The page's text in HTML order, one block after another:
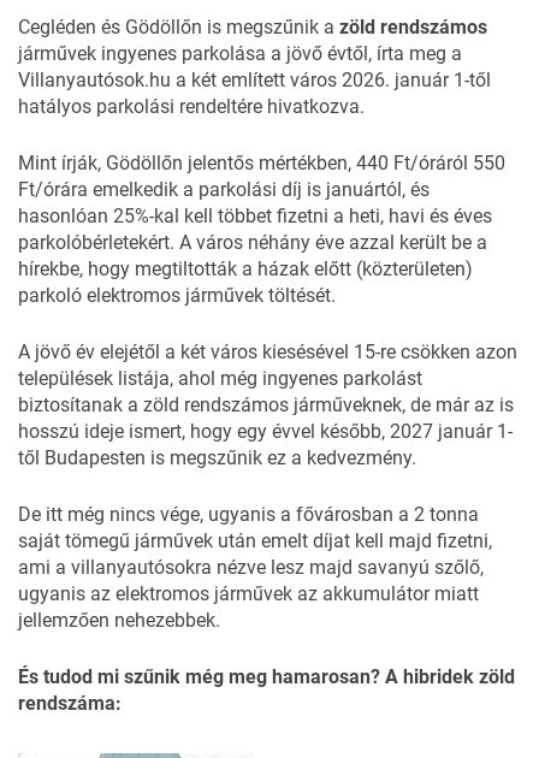
Cegléden és Gödöllőn is megszűnik a zöld rendszámos
járművek ingyenes parkolása a jövő évtől, írta meg a
Villanyautósok.hu a két említett város 2026. január 1-től
hatályos parkolási rendeltére hivatkozva.
Mint írják, Gödöllőn jelentős mértékben, 440 Ft/óráról 550
Ft/órára emelkedik a parkolási díj is januártól, és
hasonlóan 25%-kal kell többet fizetni a heti, havi és éves
parkolóbérletekért. A város néhány éve azzal került be a
hírekbe, hogy megtiltották a házak előtt (közterületen)
parkoló elektromos járművek töltését.
A jövő év elejétől a két város kiesésével 15-re csökken azon
települések listája, ahol még ingyenes parkolást
biztosítanak a zöld rendszámos járműveknek, de már az is
hosszú ideje ismert, hogy egy évvel később, 2027 január 1-
től Budapesten is megszűnik ez a kedvezmény.
De itt még nincs vége, ugyanis a fővárosban a 2 tonna
saját tömegű járművek után emelt díjat kell majd fizetni,
ami a villanyautósokra nézve lesz majd savanyú szőlő,
ugyanis az elektromos járművek az akkumulátor miatt
jellemzően nehezebbek.
És tudod mi szűnik még meg hamarosan? A hibridek zöld
rendszáma: